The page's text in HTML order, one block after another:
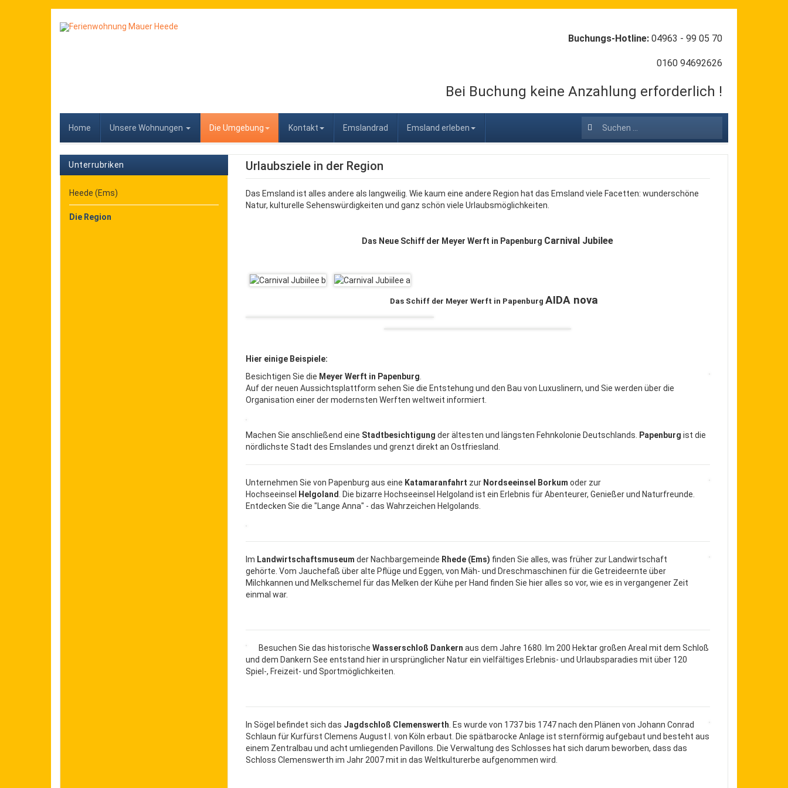
Buchungs-Hotline: 04963 - 99 05 70
0160 94692626
Bei Buchung keine Anzahlung erforderlich !
Home Unsere Wohnungen Die Umgebung Kontakt Emslandrad Emsland erleben Suchen
...
Urlaubsziele in der Region
Das Emsland ist alles andere als langweilig. Wie kaum eine andere Region hat das Emsland viele Facetten: wunderschöne
Natur, kulturelle Sehenswürdigkeiten und ganz schön viele Urlaubsmöglichkeiten.
Das Neue Schiff der Meyer Werft in Papenburg Carnival Jubilee
Das Schiff der Meyer Werft in Papenburg AIDA nova
Hier einige Beispiele:
Besichtigen Sie die Meyer Werft in Papenburg
Auf der neuen Aussichtsplattform sehen Sie die Entstehung und den Bau von Luxuslinern, und Sie werden über die
Organisation einer der modernsten Werften weltweit informiert.
Machen Sie anschließend eine Stadtbesichtigung der ältesten und längsten Fehnkolonie Deutschlands. Papenburg ist die
nördlichste Stadt des Emslandes und grenzt direkt an Ostfriesland.
Unternehmen Sie von Papenburg aus eine Katamaranfahrt zur Nordseeinsel Borkum oder zur
Hochseeinsel
Helgoland
. Die bizarre Hochseeinsel Helgoland ist ein Erlebnis für Abenteurer, Genießer und Naturfreunde.
Entdecken Sie die "Lange Anna" - das Wahrzeichen Helgolands.
Im Landwirtschaftsmuseum der Nachbargemeinde Rhede (Ems) finden Sie alles, was früher zur Landwirtschaft
gehörte. Vom Jauchefaß über alte Pflüge und Eggen, von Mäh- und Dreschmaschinen für die Getreideernte über
Milchkannen und Melkschemel für das Melken der Kühe per Hand finden Sie hier alles so vor, wie es in vergangener Zeit
einmal war.
Besuchen Sie das historische Wasserschloß Dankern aus dem Jahre 1680. Im 200 Hektar großen Areal mit dem Schloß
und dem Dankern See entstand hier in ursprünglicher Natur ein vielfältiges Erlebnis- und Urlaubsparadies mit über 120
Spiel-, Freizeit- und Sportmöglichkeiten.
In Sögel befindet sich das Jagdschloß Clemenswerth . Es wurde von 1737 bis 1747 nach den Plänen von Johann Conrad
Schlaun für Kurfürst Clemens August I. von Köln erbaut. Die spätbarocke Anlage ist sternförmig aufgebaut und besteht aus
einem Zentralbau und acht umliegenden Pavillons. Die Verwaltung des Schlosses hat sich darum beworben, dass das
Schloss Clemenswerth im Jahr 2007 mit in das Weltkulturerbe aufgenommen wird.
Unterrubriken
Heede (Ems)
Die Region